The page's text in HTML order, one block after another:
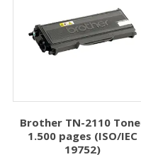
Brother TN-2110
1.500 pages (ISO/IEC
19752)